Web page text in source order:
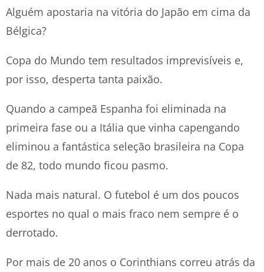
Alguém apostaria na vitória do Japão em cima da
Bélgica?
Copa do Mundo tem resultados imprevisíveis e,
por isso, desperta tanta paixão.
Quando a campeã Espanha foi eliminada na
primeira fase ou a Itália que vinha capengando
eliminou a fantástica seleção brasileira na Copa
de 82, todo mundo ficou pasmo.
Nada mais natural. O futebol é um dos poucos
esportes no qual o mais fraco nem sempre é o
derrotado.
Por mais de 20 anos o Corinthians correu atrás da